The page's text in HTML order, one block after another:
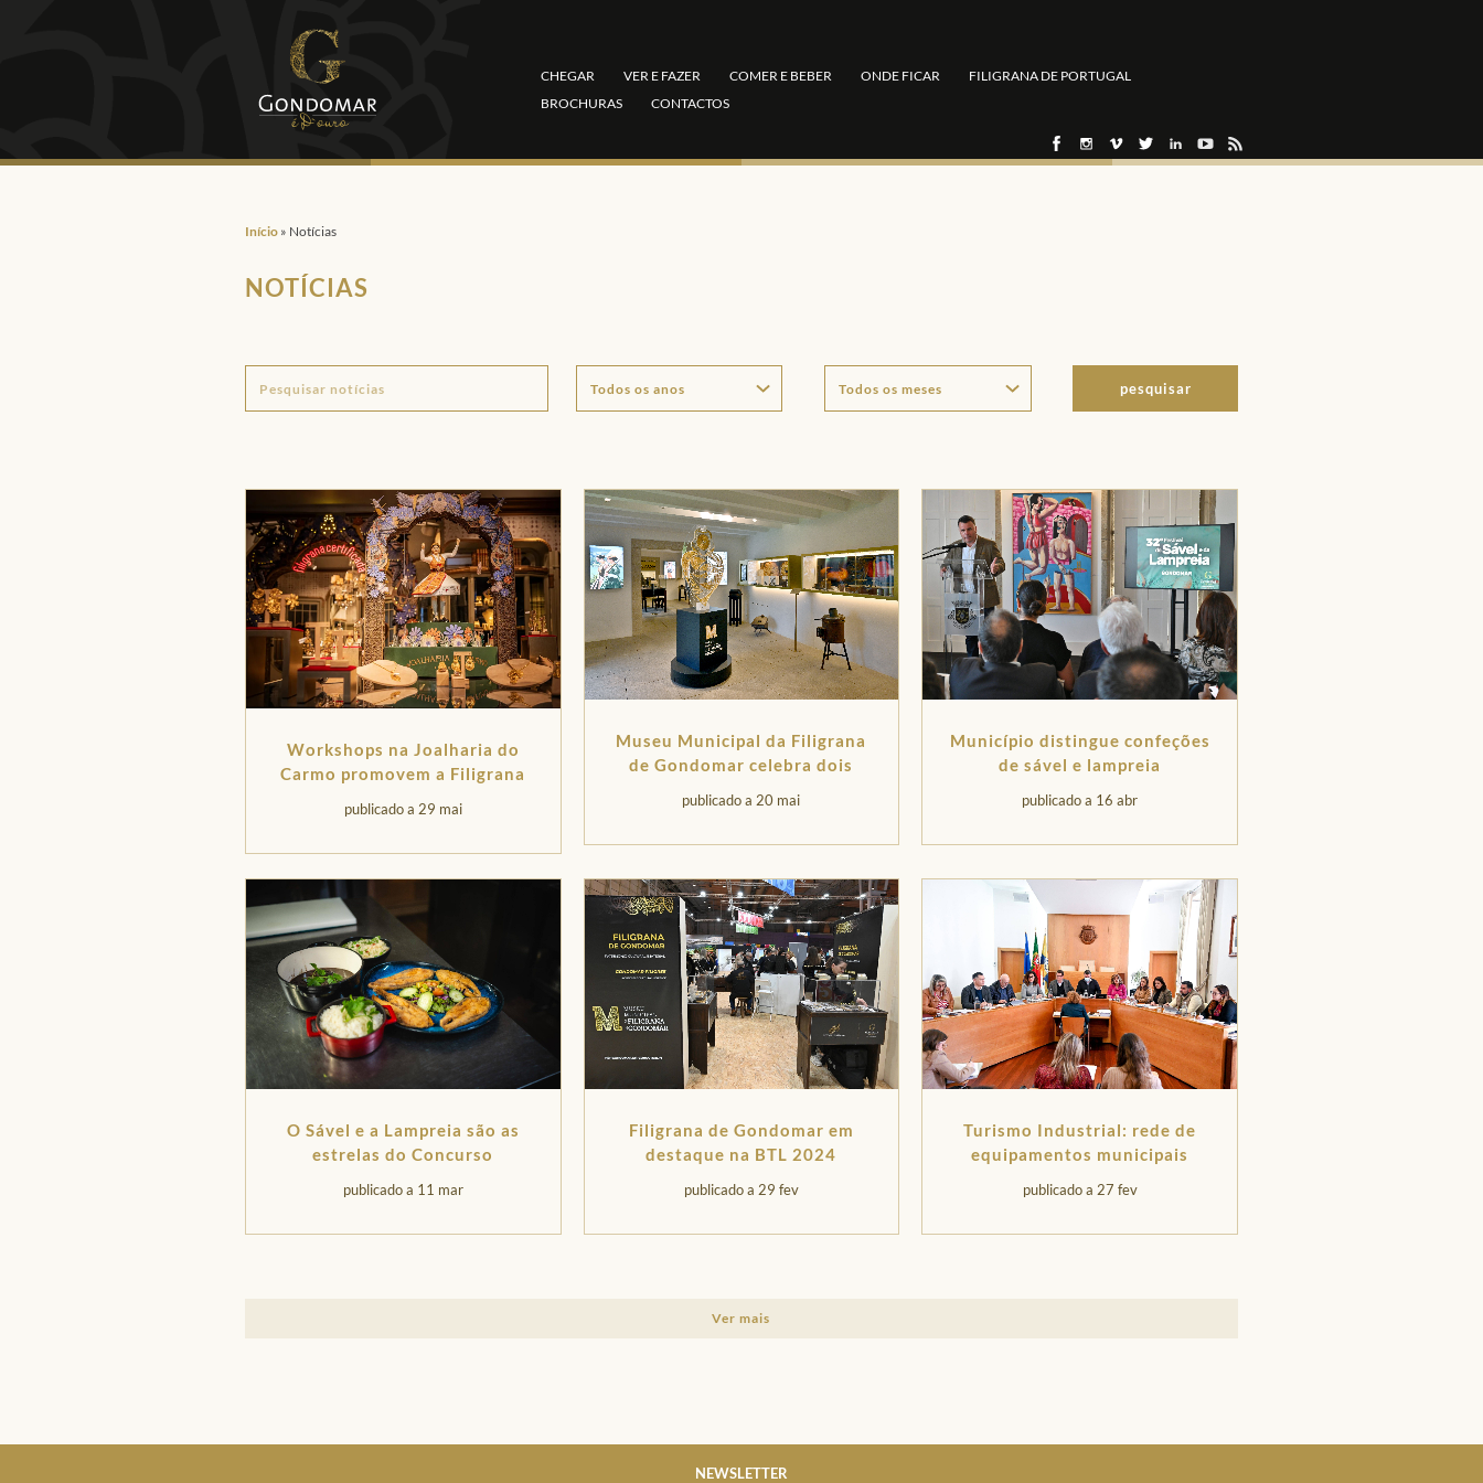
CHEGAR VER E FAZER COMER E BEBER ONDE FICAR
FILIGRANA DE PORTUGAL
BROCHURAS
CONTACTOS
Início » Notícias
NOTÍCIAS
pesquisar
Workshops na Joalharia do
Carmo promovem a Filigrana
publicado a 29 mai
Museu Municipal da Filigrana
de Gondomar celebra dois
publicado a 20 mai
Município distingue confeções
de sável e lampreia
publicado a 16 abr
O Sável e a Lampreia são as
estrelas do Concurso
publicado a 11 mar
Filigrana de Gondomar em
destaque na BTL 2024
publicado a 29 fev
Turismo Industrial: rede de
equipamentos municipais
publicado a 27 fev
Ver mais
NEWSLETTER